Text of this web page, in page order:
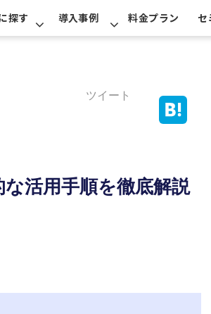
探す 導入事例 料金プラン セ
ツイート
活用手順を徹底解説